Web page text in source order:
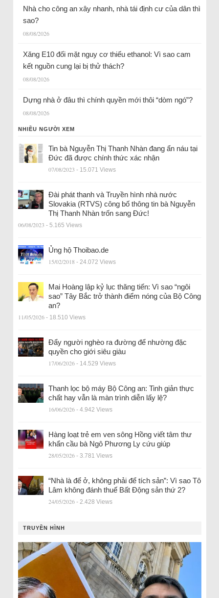
Nhà cho công an xây nhanh, nhà tái định cư của dân thì
sao?
08/08/2026
Xăng E10 đối mặt nguy cơ thiếu ethanol: Vì sao cam
kết nguồn cung lại bị thử thách?
08/08/2026
Dựng nhà ở đâu thì chính quyền mới thôi “dòm ngó”?
08/08/2026
NHIỀU NGƯỜI XEM
Tin bà Nguyễn Thị Thanh Nhàn đang ẩn náu tại
Đức đã được chính thức xác nhận
07/08/2023 - 15.071 Views
Đài phát thanh và Truyền hình nhà nước
Slovakia (RTVS) công bố thông tin bà Nguyễn
Thị Thanh Nhàn trốn sang Đức!
06/08/2023 - 5.165 Views
Ủng hộ Thoibao.de
15/02/2018 - 24.072 Views
Mai Hoàng lập kỷ lục thăng tiến: Vì sao “ngôi
sao” Tây Bắc trở thành điểm nóng của Bộ Công
an?
11/05/2026 - 18.510 Views
Đẩy người nghèo ra đường để nhường đặc
quyền cho giới siêu giàu
17/06/2026 - 14.529 Views
Thanh lọc bộ máy Bộ Công an: Tinh giản thực
chất hay vẫn là màn trình diễn lấy lệ?
16/06/2026 - 4.942 Views
Hàng loạt trẻ em ven sông Hồng viết tâm thư
khẩn cầu bà Ngô Phương Ly cứu giúp
28/05/2026 - 3.781 Views
“Nhà là để ở, không phải để tích sản”: Vì sao Tô
Lâm không đánh thuế Bất Động sản thứ 2?
24/05/2026 - 2.428 Views
TRUYỀN HÌNH